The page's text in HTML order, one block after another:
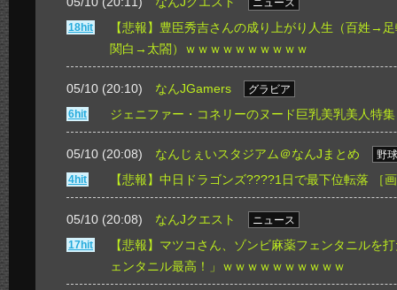
ニュース
18hit
【悲報】豊臣秀吉さんの成り上がり人生（百姓
関白→太閤）ｗｗｗｗｗｗｗｗｗｗ
05/10 (20:10) なんJGamers
グラビア
6hit
ジェニファー・コネリーのヌード巨乳美乳美人特集
05/10 (20:08) なんじぇいスタジアム＠なんJまとめ
野
4hit
【悲報】中日ドラゴンズ????1日で最下位転落 ［
05/10 (20:08) なんJクエスト
ニュース
17hit
【悲報】マツコさん、ゾンビ麻薬フェンタニルを
ェンタニル最高！」ｗｗｗｗｗｗｗｗｗｗ